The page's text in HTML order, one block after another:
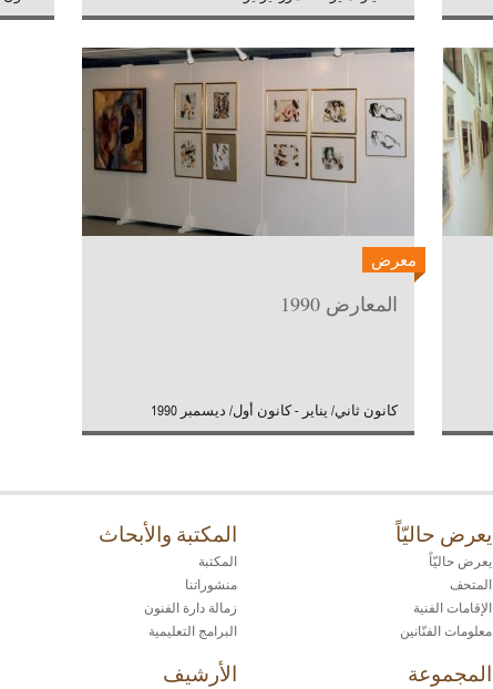
معرض
المعارض 1990
كانون ثاني/ يناير - كانون أول/ ديسمبر 1990
يعرض حاليّاً
يعرض حاليّاً
المتحف
الإقامات الفنية
معلومات الفنّانين
المجموعة
المكتبة والأبحاث
المكتبة
منشوراتنا
زمالة دارة الفنون
البرامج التعليمية
الأرشيف